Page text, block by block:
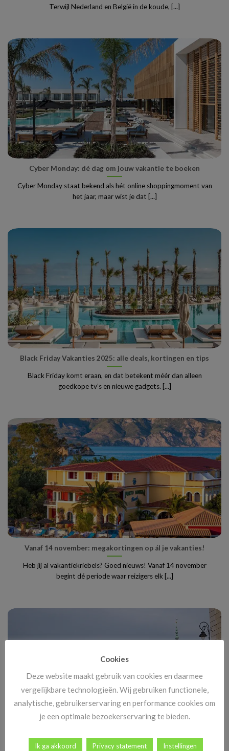
Terwijl Nederland en België in de koude, [...]
Cyber Monday: dé dag om jouw vakantie te boeken
Cyber Monday staat bekend als hét online shoppingmoment van
het jaar, maar wist je dat [...]
Black Friday Vakanties 2025: alle deals, kortingen en tips
Black Friday komt eraan, en dat betekent méér dan alleen
goedkope tv’s en nieuwe gadgets. [...]
Vanaf 14 november: megakortingen op ál je vakanties!
Heb jij al vakantiekriebels? Goed nieuws! Vanaf 14 november
begint dé periode waar reizigers elk [...]
Stedentrip Warschau: ontdek de verrassende charme van
Polen’s bruisende hoofdstad
Cookies
Deze website maakt gebruik van cookies en daarmee
vergelijkbare technologieën. Wij gebruiken functionele,
analytische, gebruikerservaring en performance cookies om
je een optimale bezoekerservaring te bieden.
Ik ga akkoord Privacy statement Instellingen